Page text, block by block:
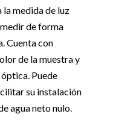
medida de luz
de forma
Cuenta con
de la muestra y
Puede
su instalación
agua neto nulo.